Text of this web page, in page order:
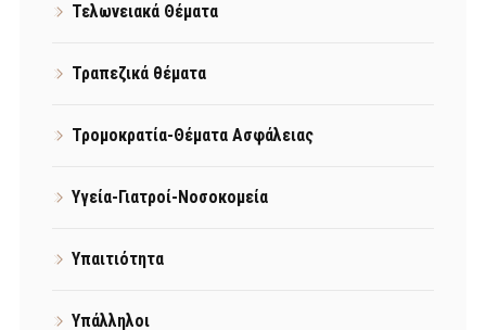
Τελωνειακά Θέματα
Τραπεζικά θέματα
Τρομοκρατία-Θέματα Ασφάλειας
Υγεία-Γιατροί-Νοσοκομεία
Υπαιτιότητα
Υπάλληλοι